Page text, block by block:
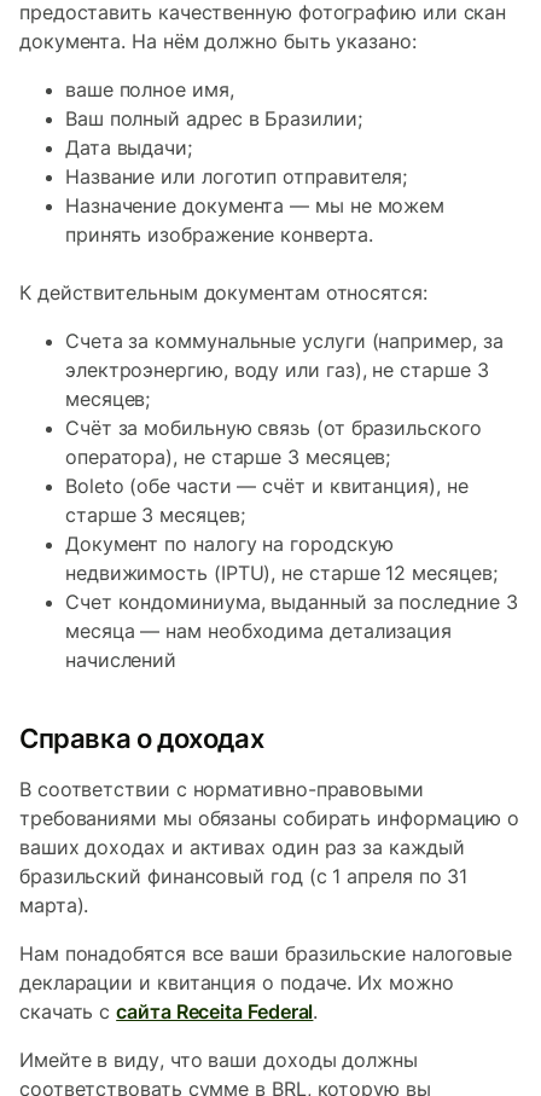
предоставить качественную фотографию или скан
документа. На нём должно быть указано:
ваше полное имя,
Ваш полный адрес в Бразилии;
Дата выдачи;
Название или логотип отправителя;
Назначение документа — мы не можем
принять изображение конверта.
К действительным документам относятся:
Счета за коммунальные услуги (например, за
электроэнергию, воду или газ), не старше 3
месяцев;
Счёт за мобильную связь (от бразильского
оператора), не старше 3 месяцев;
Boleto (обе части — счёт и квитанция), не
старше 3 месяцев;
Документ по налогу на городскую
недвижимость (IPTU), не старше 12 месяцев;
Счет кондоминиума, выданный за последние 3
месяца — нам необходима детализация
начислений
Справка о доходах
В соответствии с нормативно-правовыми
требованиями мы обязаны собирать информацию о
ваших доходах и активах один раз за каждый
бразильский финансовый год (с 1 апреля по 31
марта).
Нам понадобятся все ваши бразильские налоговые
декларации и квитанция о подаче. Их можно
скачать ссайта Receita Federal.
Имейте в виду, что ваши доходы должны
соответствовать сумме в BRL, которую вы